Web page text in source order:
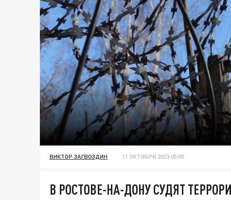
ВИКТОР ЗАГВОЗДИН 11 ОКТЯБРЯ 2023 05:05
В РОСТОВЕ-НА-ДОНУ СУДЯТ